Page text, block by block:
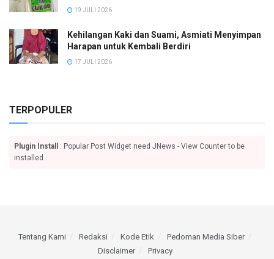
19 JULI 2026
Kehilangan Kaki dan Suami, Asmiati Menyimpan
Harapan untuk Kembali Berdiri
17 JULI 2026
TERPOPULER
Plugin Install
: Popular Post Widget need JNews - View Counter to be
installed
Tentang Kami Redaksi Kode Etik
Pedoman Media Siber
Disclaimer
Privacy